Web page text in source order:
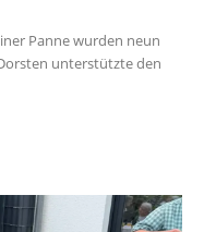
Panne wurden neun
unterstützte den